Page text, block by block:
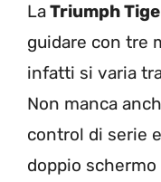
LaTriumph
guidare con tre
infatti si varia
Non manca
control di serie
doppio